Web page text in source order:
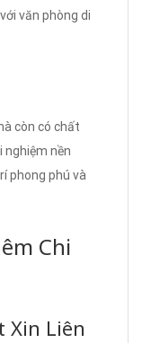
văn phòng di
còn có chất
nghiệm nền
phong phú và
Chi
Xin Liên